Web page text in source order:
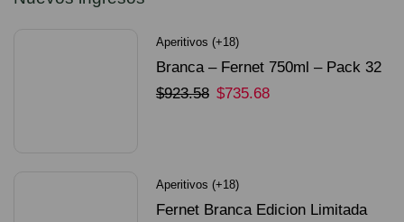
Aperitivos (+18)
Branca – Fernet 750ml – Pack 32
Unidades
$923.58 $735.68
Aperitivos (+18)
Fernet Branca Edicion Limitada